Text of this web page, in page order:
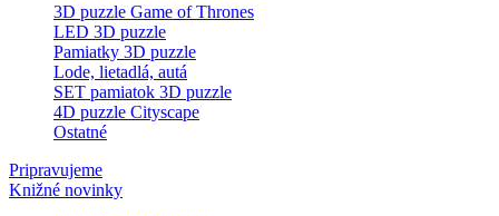
3D puzzle Game of Thrones
LED 3D puzzle
Pamiatky 3D puzzle
Lode, lietadlá, autá
SET pamiatok 3D puzzle
4D puzzle Cityscape
Ostatné
Pripravujeme
Knižné novinky